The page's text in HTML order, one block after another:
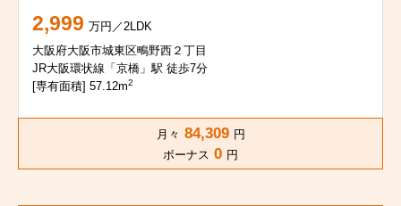
2,999 万円／2LDK
大阪府大阪市城東区鴫野西２丁目
JR大阪環状線「京橋」駅 徒歩7分
[専有面積] 57.12m2
月々 84,309 円
ボーナス 0 円